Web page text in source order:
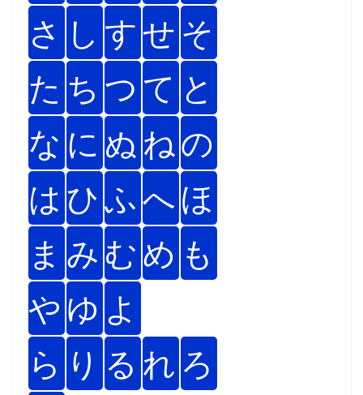
さ し すせ そ
た ち つ て と
な に ぬ ねの
は ひふへほ
ま み むめ も
や ゆ よ
ら り る れ ろ